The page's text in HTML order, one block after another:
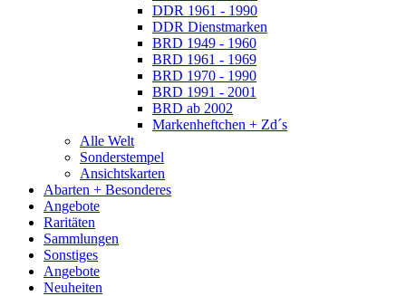
DDR 1961 - 1990
DDR Dienstmarken
BRD 1949 - 1960
BRD 1961 - 1969
BRD 1970 - 1990
BRD 1991 - 2001
BRD ab 2002
Markenheftchen + Zd´s
Alle Welt
Sonderstempel
Ansichtskarten
Abarten + Besonderes
Angebote
Raritäten
Sammlungen
Sonstiges
Angebote
Neuheiten